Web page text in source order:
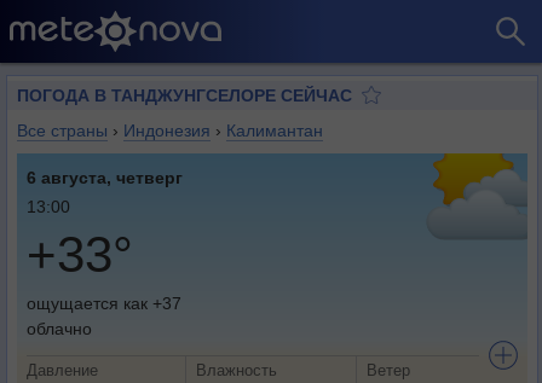
ПОГОДА В ТАНДЖУНГСЕЛОРЕ СЕЙЧАС
Все страны › Индонезия › Калимантан
6 августа, четверг
13:00
+33°
ощущается как +37
облачно
Давление Влажность Ветер